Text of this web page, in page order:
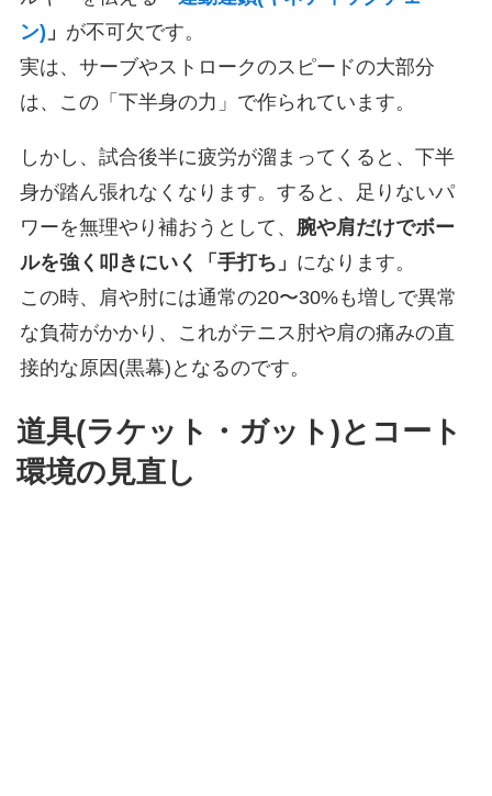
ン) 」 が不可欠です。
実は、サーブやストロークのスピードの大部分
は、この「下半身の力」で作られています。
しかし、試合後半に疲労が溜まってくると、下半
身が踏ん張れなくなります。すると、足りないパ
ワーを無理やり補おうとして、 腕や肩だけでボー
ルを強く叩きにいく「手打ち」 になります。
この時、肩や肘には通常の20〜30%も増しで異常
な負荷がかかり、これがテニス肘や肩の痛みの直
接的な原因(黒幕)となるのです。
道具(ラケット・ガット)とコート
環境の見直し